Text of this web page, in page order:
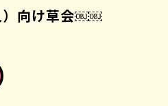
向け草会￼￼